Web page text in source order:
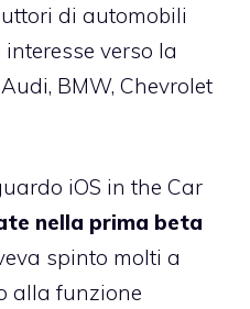
di automobili
verso la
BMW, Chevrolet
iOS in the Car
nella prima beta
spinto molti a
alla funzione